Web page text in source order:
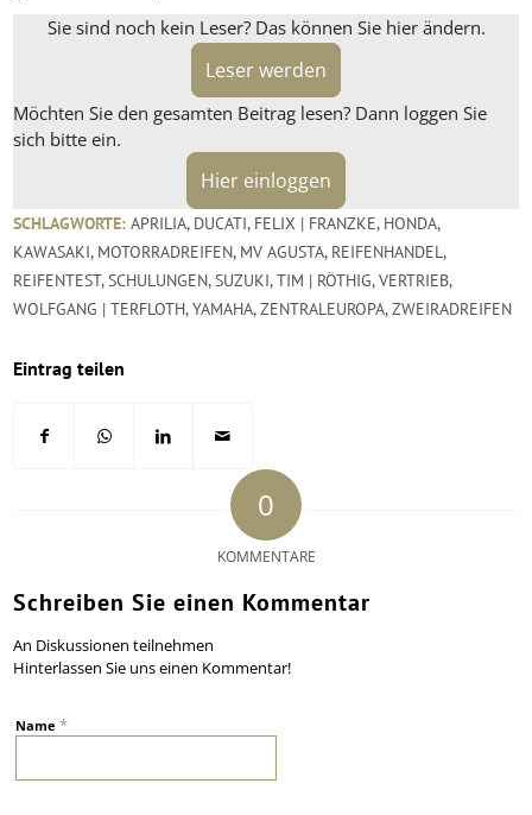
Sie sind noch kein Leser? Das können Sie hier ändern.
Leser werden
Möchten Sie den gesamten Beitrag lesen? Dann loggen Sie
sich bitte ein.
Hier einloggen
SCHLAGWORTE: APRILIA, DUCATI, FELIX | FRANZKE, HONDA,
KAWASAKI, MOTORRADREIFEN, MV AGUSTA, REIFENHANDEL,
REIFENTEST,SCHULUNGEN,SUZUKI,TIM | RÖTHIG,VERTRIEB,
WOLFGANG | TERFLOTH,YAMAHA,ZENTRALEUROPA,ZWEIRADREIFEN
Eintrag teilen
0
KOMMENTARE
Schreiben Sie einen Kommentar
An Diskussionen teilnehmen
Hinterlassen Sie uns einen Kommentar!
Name*